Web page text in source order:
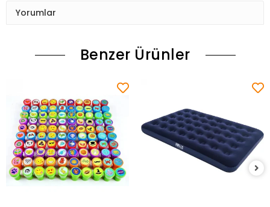
Yorumlar
Benzer Ürünler